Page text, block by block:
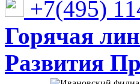
+7(495)
Горячая
Развития